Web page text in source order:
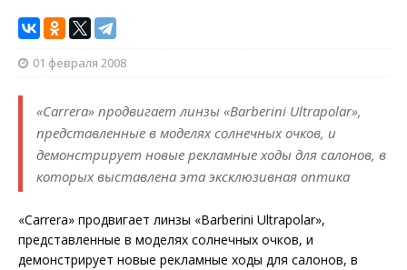
01 февраля 2008
«Carrera» продвигает линзы «Barberini Ultrapolar»,
представленные в моделях солнечных очков, и
демонстрирует новые рекламные ходы для салонов, в
которых выставлена эта эксклюзивная оптика
«Carrera» продвигает линзы «Barberini Ultrapolar»,
представленные в моделях солнечных очков, и
демонстрирует новые рекламные ходы для салонов, в